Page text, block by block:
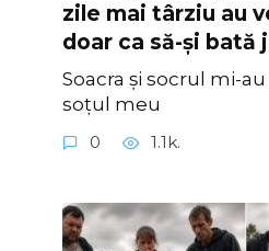
zile mai târziu au
doar ca să-și bată
Soacra și socrul mi-
soțul meu
0 1.1k.